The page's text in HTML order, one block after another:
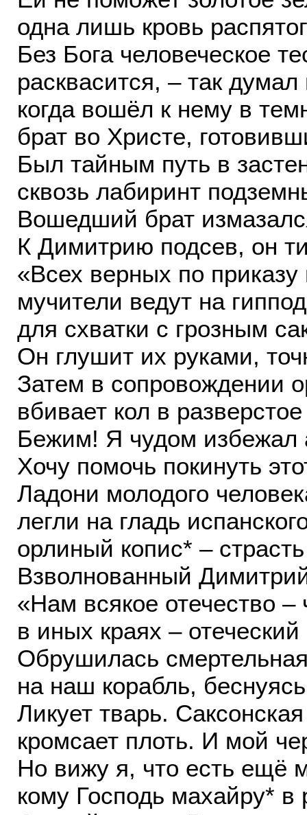
одна лишь кровь
Без Бога человеческое
расквасится, – так
когда вошёл к нему в
брат во Христе,
Был тайным путь в
сквозь лабиринт
Вошедший брат
К Димитрию подсев, он
«Всех верных по приказу
мучители ведут на
для схватки с грозным
Он глушит их руками,
Затем в сопровождении
вбивает кол в
Бежим! Я чудом избежал
Хочу помочь покинуть
Ладони молодого
легли на гладь
орлиный копис* –
Взволнованный
«Нам всякое отечество –
в иных краях –
Обрушилась
на наш корабль,
Ликует тварь.
кромсает плоть. И мой
Но вижу я, что есть ещё
кому Господь махайру* в